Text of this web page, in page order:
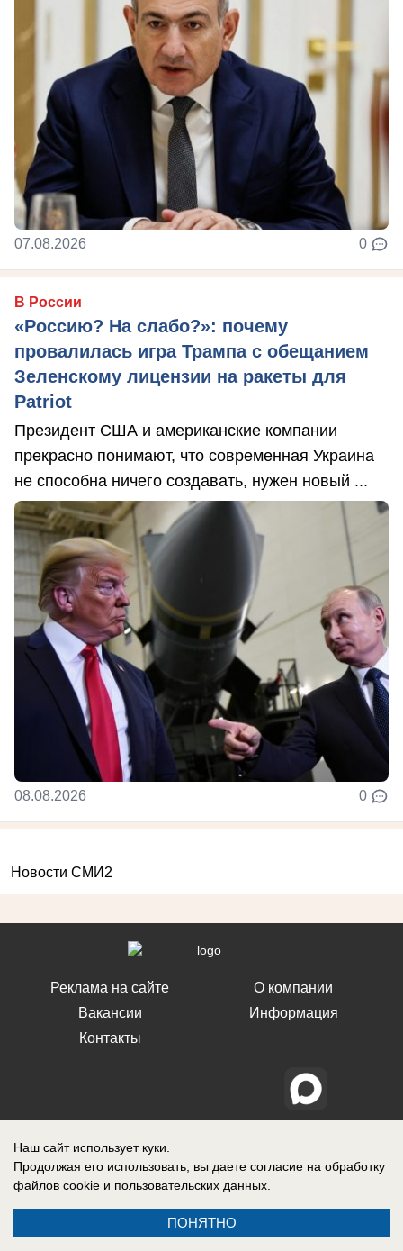
07.08.2026 0
В России
«Россию? На слабо?»: почему
провалилась игра Трампа с обещанием
Зеленскому лицензии на ракеты для
Patriot
Президент США и американские компании
прекрасно понимают, что современная Украина
не способна ничего создавать, нужен новый ...
08.08.2026 0
Новости СМИ2
Реклама на сайте
Вакансии
Контакты
О компании
Информация
Федеральной службой по надзору в сфере связи, информационных
технологий и массовых коммуникаций (Роскомнадзор) 19 июля 2019 г.
Наш сайт использует куки.
Продолжая его использовать, вы даете согласие на обработку
файлов cookie и пользовательских данных.
ПОНЯТНО